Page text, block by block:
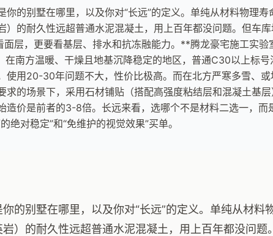
你的别墅在哪里，以及你对“长远”的定义。单纯从材料物理寿
）的耐久性远超普通水泥混凝土，用上百年都没问题。但车
面层，更要看基层、排水和抗冻融能力。**腾龙豪宅施工实验
南方温暖、干燥且地基沉降稳定的地区，普通C30以上标号
使用20-30年问题不大，性价比极高。而在北方严寒多雪、或
的场景下，采用石材铺贴（搭配高强度粘结层和混凝土基层
造价是前者的3-8倍。长远来看，选哪个不是材料二选一，而
绝对稳定”和“免维护的视觉效果”买单。
的别墅在哪里，以及你对“长远”的定义。单纯从材料
）的耐久性远超普通水泥混凝土，用上百年都没问题